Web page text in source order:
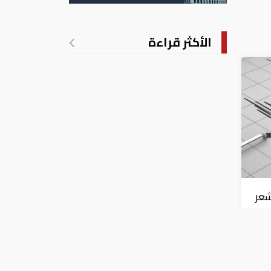
الأكثر قراءة